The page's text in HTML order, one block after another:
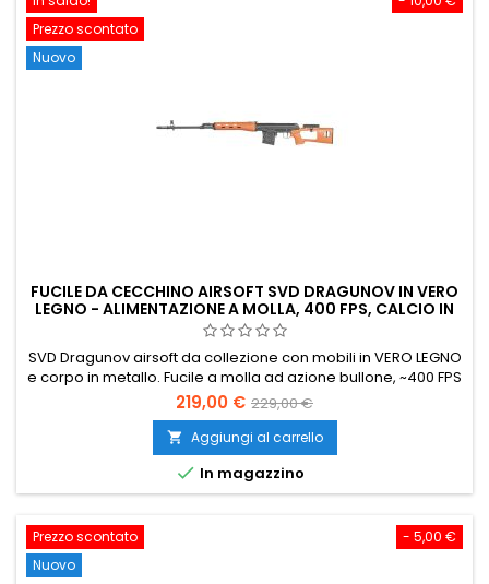
Prezzo scontato
Nuovo
FUCILE DA CECCHINO AIRSOFT SVD DRAGUNOV IN VERO
LEGNO - ALIMENTAZIONE A MOLLA, 400 FPS, CALCIO IN
VERO LEGNO
SVD Dragunov airsoft da collezione con mobili in VERO LEGNO
e corpo in metallo. Fucile a molla ad azione bullone, ~400 FPS
/ 1,49 J con 0,20 g, canna interna a canna stretta da 600 mm.
1120 mm di lunghezza totale, 3,6 kg di peso da autentico
tiratore sovietico.
219,00 € 229,00 €
 Aggiungi al carrello
 In magazzino
- 5,00 €
Prezzo scontato
Nuovo